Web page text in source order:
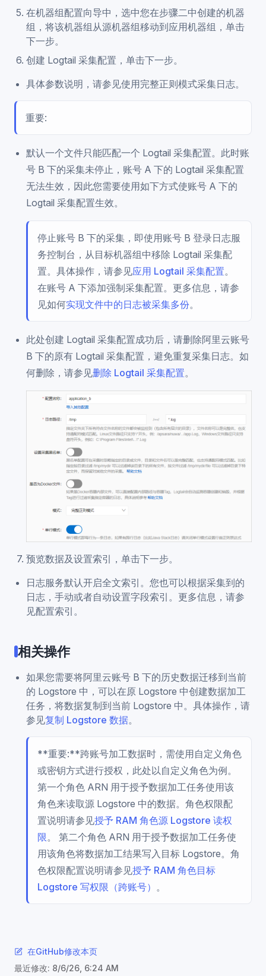
在机器组配置向导中，选中您在步骤二中创建的机器
组，将该机器组从源机器组移动到应用机器组，单击
下一步。
创建 Logtail 采集配置，单击下一步。
具体参数说明，请参见使用完整正则模式采集日志。
重要:
默认一个文件只能匹配一个 Logtail 采集配置。此时账
号 B 下的采集未停止，账号 A 下的 Logtail 采集配置
无法生效，因此您需要使用如下方式使账号 A 下的
Logtail 采集配置生效。
停止账号 B 下的采集，即使用账号 B 登录日志服
务控制台，从目标机器组中移除 Logtail 采集配
置。具体操作，请参见应用 Logtail 采集配置。
在账号 A 下添加强制采集配置。更多信息，请参
见如何实现文件中的日志被采集多份。
此处创建 Logtail 采集配置成功后，请删除阿里云账号
B 下的原有 Logtail 采集配置，避免重复采集日志。如
何删除，请参见删除 Logtail 采集配置。
预览数据及设置索引，单击下一步。
日志服务默认开启全文索引。您也可以根据采集到的
日志，手动或者自动设置字段索引。更多信息，请参
见配置索引。
相关操作
如果您需要将阿里云账号 B 下的历史数据迁移到当前
的 Logstore 中，可以在原 Logstore 中创建数据加工
任务，将数据复制到当前 Logstore 中。具体操作，请
参见复制 Logstore 数据。
**重要:**跨账号加工数据时，需使用自定义角色
或密钥方式进行授权，此处以自定义角色为例。
第一个角色 ARN 用于授予数据加工任务使用该
角色来读取源 Logstore 中的数据。角色权限配
置说明请参见授予 RAM 角色源 Logstore 读权
限。 第二个角色 ARN 用于授予数据加工任务使
用该角色将数据加工结果写入目标 Logstore。角
色权限配置说明请参见授予 RAM 角色目标
Logstore 写权限（跨账号） 。
在GitHub修改本页
最近修改: 8/6/26, 6:24 AM